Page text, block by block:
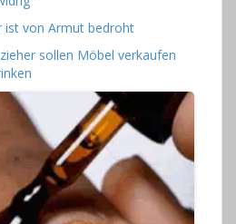
ist von Armut bedroht
sollen Möbel verkaufen